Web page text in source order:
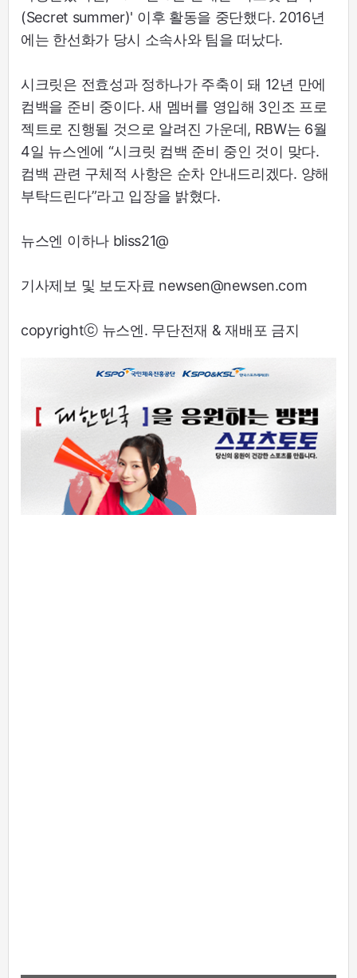
(Secret summer)' 이후 활동을 중단했다. 2016년
에는 한선화가 당시 소속사와 팀을 떠났다.
시크릿은 전효성과 정하나가 주축이 돼 12년 만에
컴백을 준비 중이다. 새 멤버를 영입해 3인조 프로
젝트로 진행될 것으로 알려진 가운데, RBW는 6월
4일 뉴스엔에 “시크릿 컴백 준비 중인 것이 맞다.
컴백 관련 구체적 사항은 순차 안내드리겠다. 양해
부탁드린다”라고 입장을 밝혔다.
뉴스엔 이하나 bliss21@
기사제보 및 보도자료 newsen@newsen.com
copyrightⓒ 뉴스엔. 무단전재 & 재배포 금지